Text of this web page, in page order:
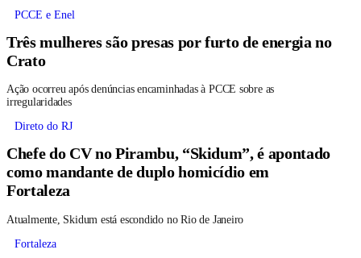
PCCE e Enel
Três mulheres são presas por furto de energia no
Crato
Ação ocorreu após denúncias encaminhadas à PCCE sobre as
irregularidades
Direto do RJ
Chefe do CV no Pirambu, “Skidum”, é apontado
como mandante de duplo homicídio em
Fortaleza
Atualmente, Skidum está escondido no Rio de Janeiro
Fortaleza